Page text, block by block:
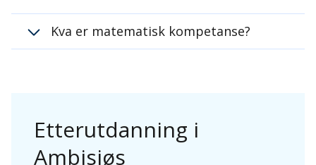
Kva er matematisk kompetanse?
Etterutdanning i
Ambisiøs